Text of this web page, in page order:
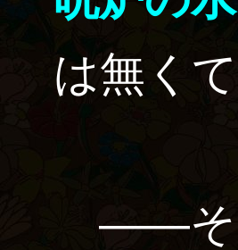
は無く
――そ